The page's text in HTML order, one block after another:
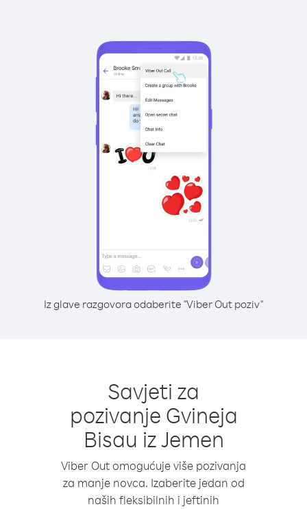
Iz glave razgovora odaberite "Viber Out poziv"
Savjeti za
pozivanje Gvineja
Bisau iz Jemen
Viber Out omogućuje više pozivanja
za manje novca. Izaberite jedan od
naših fleksibilnih i jeftinih